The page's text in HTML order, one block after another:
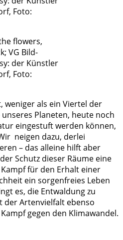
flowers,
VG Bild-
der Künstler
Foto:
weniger als ein Viertel der
Planeten, heute noch
eingestuft werden können,
neigen dazu, derlei
– das alleine hilft aber
Schutz dieser Räume eine
für den Erhalt einer
ein sorgenfreies Leben
es, die Entwaldung zu
der Artenvielfalt ebenso
gegen den Klimawandel.